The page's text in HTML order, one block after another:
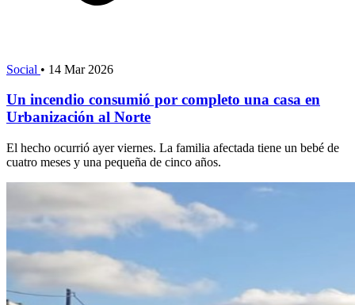
Social • 14 Mar 2026
Un incendio consumió por completo una casa en
Urbanización al Norte
El hecho ocurrió ayer viernes. La familia afectada tiene un bebé de
cuatro meses y una pequeña de cinco años.